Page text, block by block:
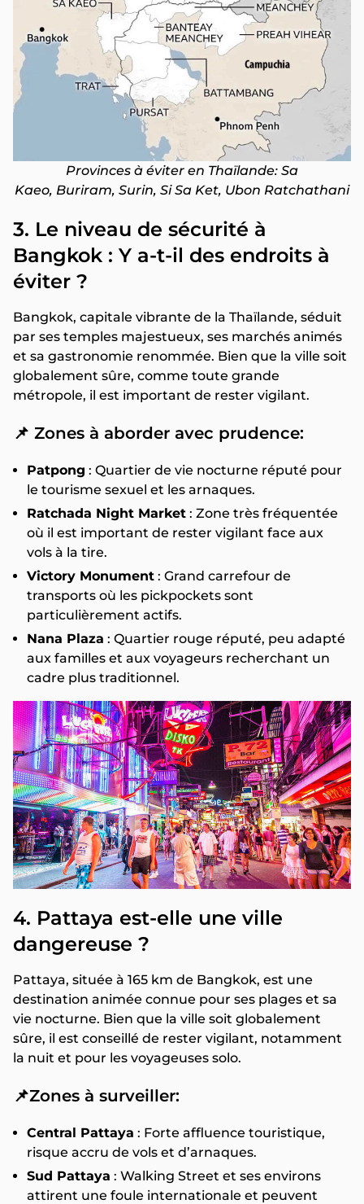
Provinces à éviter en Thaïlande: Sa
Kaeo, Buriram, Surin, Si Sa Ket, Ubon Ratchathani
3. Le niveau de sécurité à
Bangkok : Y a-t-il des endroits à
éviter ?
Bangkok, capitale vibrante de la Thaïlande, séduit
par ses temples majestueux, ses marchés animés
et sa gastronomie renommée. Bien que la ville soit
globalement sûre, comme toute grande
métropole, il est important de rester vigilant.
📌 Zones à aborder avec prudence:
Patpong : Quartier de vie nocturne réputé pour
le tourisme sexuel et les arnaques.
Ratchada Night Market : Zone très fréquentée
où il est important de rester vigilant face aux
vols à la tire.
Victory Monument : Grand carrefour de
transports où les pickpockets sont
particulièrement actifs.
Nana Plaza : Quartier rouge réputé, peu adapté
aux familles et aux voyageurs recherchant un
cadre plus traditionnel.
4. Pattaya est-elle une ville
dangereuse ?
Pattaya, située à 165 km de Bangkok, est une
destination animée connue pour ses plages et sa
vie nocturne. Bien que la ville soit globalement
sûre, il est conseillé de rester vigilant, notamment
la nuit et pour les voyageuses solo.
📌Zones à surveiller:
Central Pattaya : Forte affluence touristique,
risque accru de vols et d’arnaques.
Sud Pattaya : Walking Street et ses environs
attirent une foule internationale et peuvent